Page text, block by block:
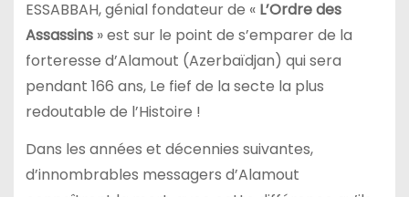
ESSABBAH, génial fondateur de « L’Ordre des
Assassins» est sur le point de s’emparer de la
forteresse d’Alamout (Azerbaïdjan) qui sera
pendant 166 ans, Le fief de la secte la plus
redoutable de l’Histoire !
Dans les années et décennies suivantes,
d’innombrables messagers d’Alamout